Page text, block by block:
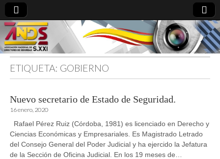
directoresdeseguridad.es
ETIQUETA: GOBIERNO
Nuevo secretario de Estado de Seguridad.
16 enero, 2020
Rafael Pérez Ruiz (Córdoba, 1981) es licenciado en Derecho y
Ciencias Económicas y Empresariales. Es Magistrado Letrado
del Consejo General del Poder Judicial y ha ejercido la Jefatura
de la Sección de Oficina Judicial. En los 19 meses de…